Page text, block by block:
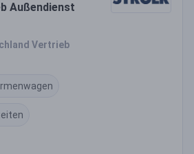
Außendienst
Vertrieb